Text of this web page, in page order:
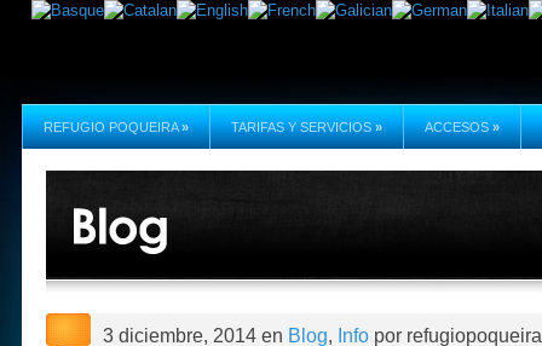
REFUGIO POQUEIRA » TARIFAS Y SERVICIOS » ACCESOS »
3 diciembre, 2014 en Blog, Info por refugiopoqueira